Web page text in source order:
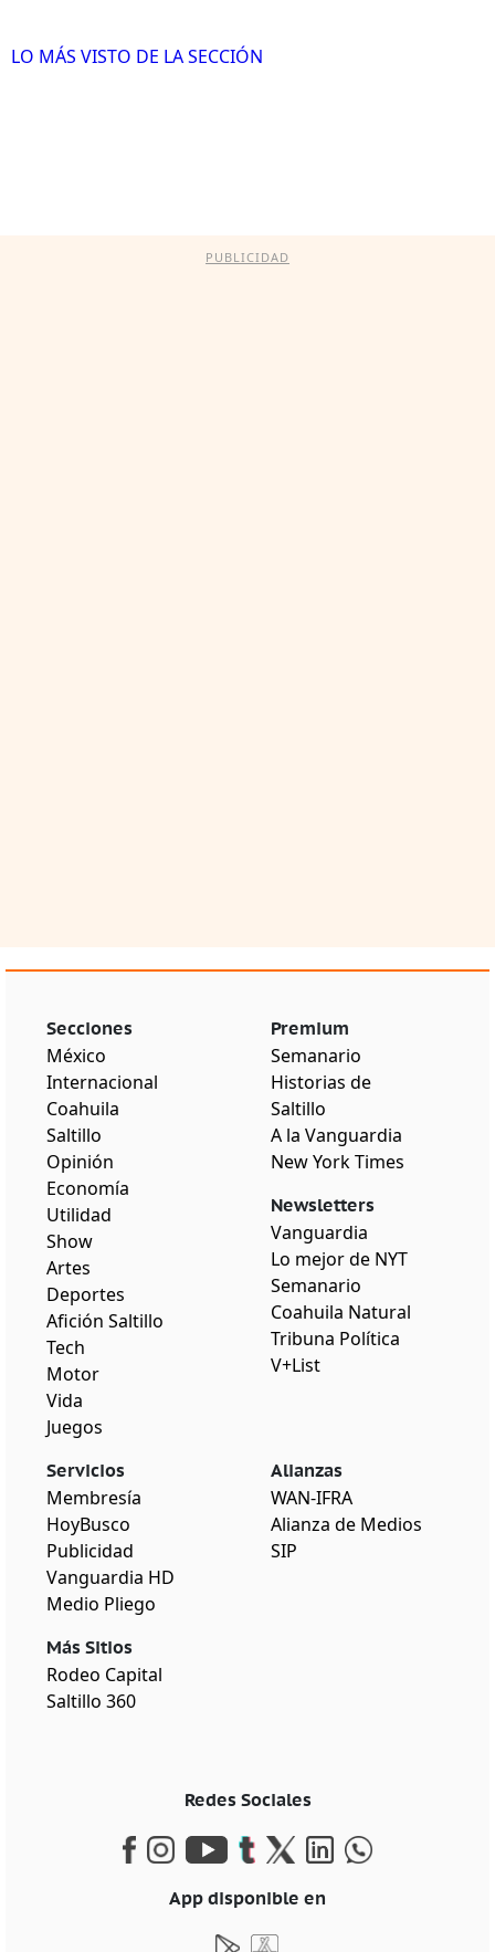
LO MÁS VISTO DE LA SECCIÓN
PUBLICIDAD
Secciones
México
Internacional
Coahuila
Saltillo
Opinión
Economía
Utilidad
Show
Artes
Deportes
Afición Saltillo
Tech
Motor
Vida
Juegos
Premium
Semanario
Historias de
Saltillo
A la Vanguardia
New York Times
Newsletters
Vanguardia
Lo mejor de NYT
Semanario
Coahuila Natural
Tribuna Política
V+List
Servicios
Membresía
HoyBusco
Publicidad
Vanguardia HD
Medio Pliego
Más Sitios
Rodeo Capital
Saltillo 360
Alianzas
WAN-IFRA
Alianza de Medios
SIP
Redes Sociales
App disponible en